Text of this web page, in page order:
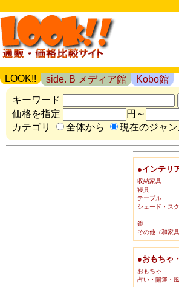
LOOK!! side. B メディア館
Kobo館
キーワード
価格を指定
円～
カテゴリ
全体から 現在のジャ
●インテリ
収納家具
寝具
テーブル
シェード・ス
鏡
その他（和家具
●おもちゃ
おもちゃ
占い・開運・